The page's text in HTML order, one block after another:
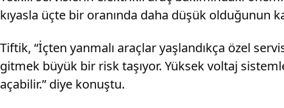
kıyasla üçte bir oranında daha düşük olduğunun
Tiftik, “İçten yanmalı araçlar yaşlandıkça özel
gitmek büyük bir risk taşıyor. Yüksek voltaj
açabilir.” diye konuştu.